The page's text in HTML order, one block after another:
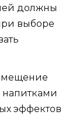
должны
выборе
напитками
эффектов